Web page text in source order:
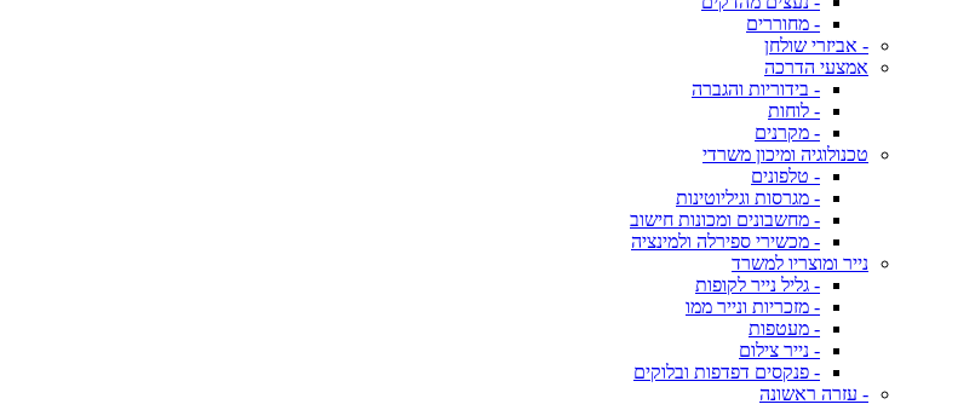
- מחוררים
- אביזרי שולחן
אמצעי הדרכה
- בידוריות והגברה
- לוחות
- מקרנים
טכנולוגיה ומיכון משרדי
- טלפונים
- מגרסות וגיליוטינות
- מחשבונים ומכונות חישוב
- מכשירי ספירלה ולמינציה
נייר ומוצריו למשרד
- גליל נייר לקופות
- מזכריות ונייר ממו
- מעטפות
- נייר צילום
- פנקסים דפדפות ובלוקים
- עזרה ראשונה